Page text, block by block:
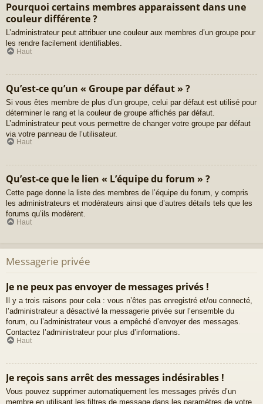
Pourquoi certains membres apparaissent dans une
couleur différente ?
L’administrateur peut attribuer une couleur aux membres d’un groupe pour
les rendre facilement identifiables.
Haut
Qu’est-ce qu’un « Groupe par défaut » ?
Si vous êtes membre de plus d’un groupe, celui par défaut est utilisé pour
déterminer le rang et la couleur de groupe affichés par défaut.
L’administrateur peut vous permettre de changer votre groupe par défaut
via votre panneau de l’utilisateur.
Haut
Qu’est-ce que le lien « L’équipe du forum » ?
Cette page donne la liste des membres de l’équipe du forum, y compris
les administrateurs et modérateurs ainsi que d’autres détails tels que les
forums qu’ils modèrent.
Haut
Messagerie privée
Je ne peux pas envoyer de messages privés !
Il y a trois raisons pour cela : vous n’êtes pas enregistré et/ou connecté,
l’administrateur a désactivé la messagerie privée sur l’ensemble du
forum, ou l’administrateur vous a empêché d’envoyer des messages.
Contactez l’administrateur pour plus d’informations.
Haut
Je reçois sans arrêt des messages indésirables !
Vous pouvez supprimer automatiquement les messages privés d’un
membre en utilisant les filtres de message dans les paramètres de votre